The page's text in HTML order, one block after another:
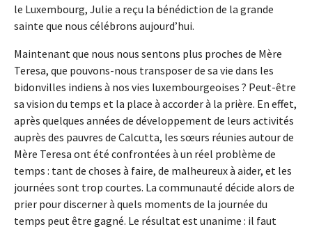
le Luxembourg, Julie a reçu la bénédiction de la grande
sainte que nous célébrons aujourd’hui.
Maintenant que nous nous sentons plus proches de Mère
Teresa, que pouvons-nous transposer de sa vie dans les
bidonvilles indiens à nos vies luxembourgeoises ? Peut-être
sa vision du temps et la place à accorder à la prière. En effet,
après quelques années de développement de leurs activités
auprès des pauvres de Calcutta, les sœurs réunies autour de
Mère Teresa ont été confrontées à un réel problème de
temps : tant de choses à faire, de malheureux à aider, et les
journées sont trop courtes. La communauté décide alors de
prier pour discerner à quels moments de la journée du
temps peut être gagné. Le résultat est unanime : il faut